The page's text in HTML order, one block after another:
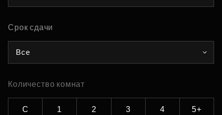
Срок сдачи
Все
Количество комнат
С 1 2 3 4 5+